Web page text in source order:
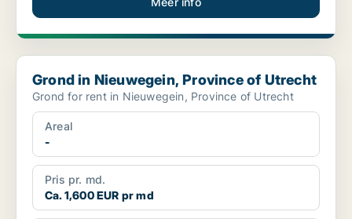
Grond in Nieuwegein, Province of Utrecht
Grond in Nieuwegein, Province of Utrecht
Grond for rent in Nieuwegein, Province of Utrecht
Areal
-
Pris pr. md.
Ca. 1,600 EUR pr md